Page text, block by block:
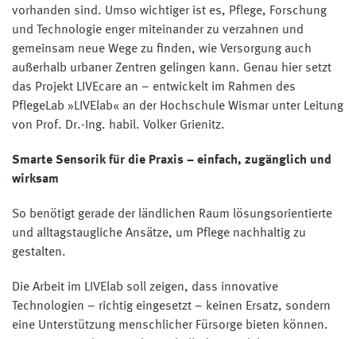
vorhanden sind. Umso wichtiger ist es, Pflege, Forschung
und Technologie enger miteinander zu verzahnen und
gemeinsam neue Wege zu finden, wie Versorgung auch
außerhalb urbaner Zentren gelingen kann. Genau hier setzt
das Projekt LIVEcare an – entwickelt im Rahmen des
PflegeLab »LIVElab« an der Hochschule Wismar unter Leitung
von Prof. Dr.-Ing. habil. Volker Grienitz.
Smarte Sensorik für die Praxis – einfach, zugänglich und
wirksam
So benötigt gerade der ländlichen Raum lösungsorientierte
und alltagstaugliche Ansätze, um Pflege nachhaltig zu
gestalten.
Die Arbeit im LIVElab soll zeigen, dass innovative
Technologien – richtig eingesetzt – keinen Ersatz, sondern
eine Unterstützung menschlicher Fürsorge bieten können.